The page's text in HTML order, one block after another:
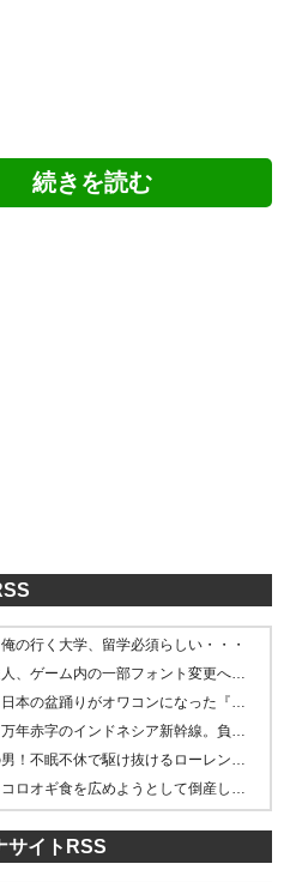
ロー #grampus
(njakraja)2017, 3月 4
ービー」FC岐阜は大善
ますか？⚽️
屋 1-1 岐阜 #grampus
だったが、何とか引き
ち込んだらしい風間サ
浸透には、まだまだ時
りそう
ら/dragra
2017, 3月 4
俺の行く大学、留学必須らしい・・・
太鼓の達人、ゲーム内の一部フォント変更へ 値上げの影…
【悲報】日本の盆踊りがオワコンになった『原因』、つい…
【速報】万年赤字のインドネシア新幹線。負債を埋めるた…
ライブの男！不眠不休で駆け抜けるローレン・イロアスの…
【悲報】コロオギ食を広めようとして倒産した人、全く諦…
サイトRSS